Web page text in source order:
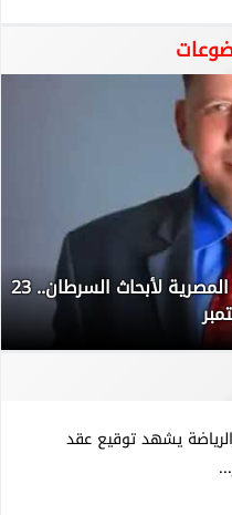
انطلاق المؤتمر السنوي للجمعية المصرية لأبحاث السرطان.. 23
يشهد توقيع عقد